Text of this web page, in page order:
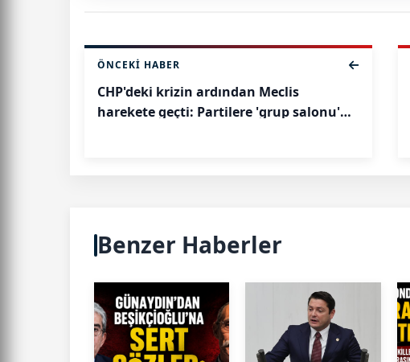
ÖNCEKI HABER
CHP'deki krizin ardından Meclis
harekete geçti: Partilere 'grup salonu'
Benzer Haberler